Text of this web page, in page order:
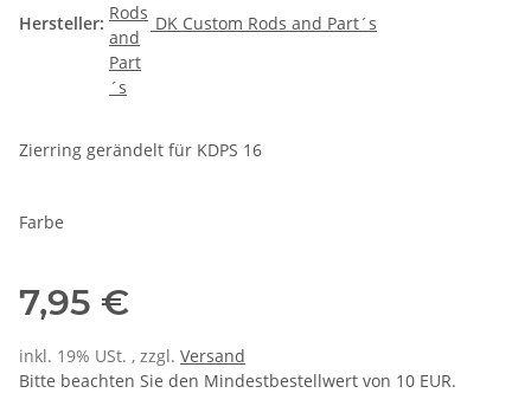
Hersteller: DK Custom Rods and Part´s
Zierring gerändelt für KDPS 16
Farbe
7,95 €
inkl. 19% USt. , zzgl. Versand
Bitte beachten Sie den Mindestbestellwert von 10 EUR.